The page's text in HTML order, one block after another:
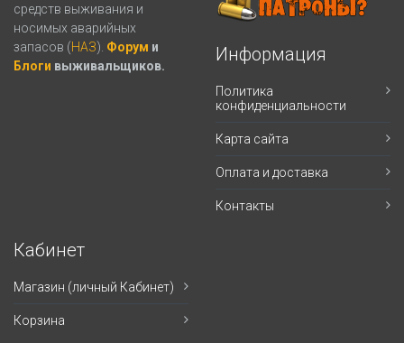
средств выживания и
носимых аварийных
запасов (НАЗ). Форум и
Блоги выживальщиков.
Информация
Политика
конфиденциальности
Карта сайта
Оплата и доставка
Контакты
Кабинет
Магазин (личный Кабинет)
Корзина